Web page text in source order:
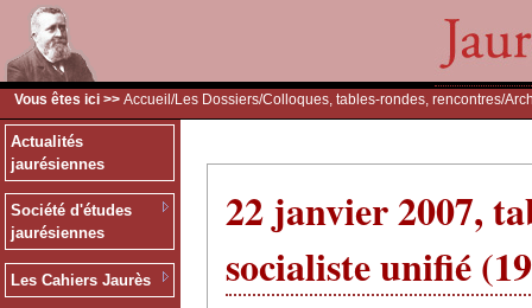
Vous êtes ici >> Accueil /Les Dossiers/Colloques, tables-rondes, rencontres/
Actualités
jaurésiennes
Société d'études
jaurésiennes
Les Cahiers Jaurès
22 janvier 2007,
socialiste unifié